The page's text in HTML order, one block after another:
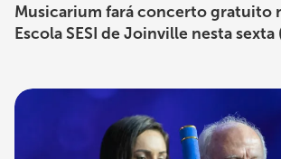
Musicarium fará concerto gratuito
Escola SESI de Joinville nesta sexta